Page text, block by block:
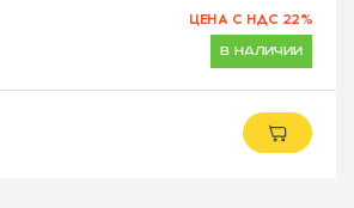
в наличии
ЦЕНА С НДС 22%